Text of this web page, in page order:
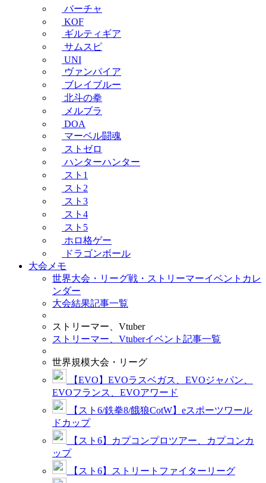
バーチャ
KOF
ギルティギア
サムスピ
UNI
ヴァンパイア
ブレイブルー
北斗の拳
メルブラ
DOA
マーベル闘魂
ストゼロ
ハンターハンター
スト1
スト2
スト3
スト4
スト5
ホロ格ゲー
ドラゴンボール
大会メモ
世界大会・リーグ戦・ストリーマーイベントカレ
ンダー
大会結果記事一覧
ストリーマー、Vtuber
ストリーマー、Vtuberイベント記事一覧
世界規模大会・リーグ
【EVO】EVOラスベガス、EVOジャパン、
EVOフランス、EVOアワード
【スト6/鉄拳8/餓狼CotW】eスポーツワール
ドカップ
【スト6】カプコンプロツアー、カプコンカ
ップ
【スト6】ストリートファイターリーグ